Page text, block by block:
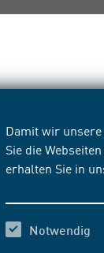
Damit wir
Sie die
erhalten Sie in
Notwendig